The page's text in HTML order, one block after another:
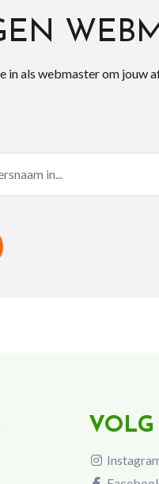
als webmaster om jouw